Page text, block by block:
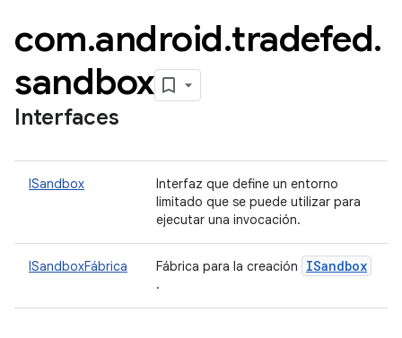
com.android.tradefed.
sandbox
Interfaces
ISandbox
Interfaz que define un entorno
limitado que se puede utilizar para
ejecutar una invocación.
ISandboxFábrica Fábrica para la creación ISandbox
.